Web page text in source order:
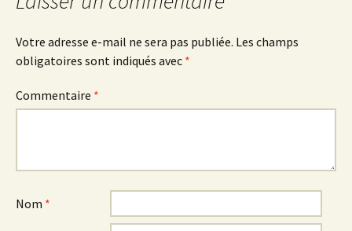
articles
Votre adresse e-mail ne sera pas publiée. Les champs
obligatoires sont indiqués avec *
Commentaire *
Nom *